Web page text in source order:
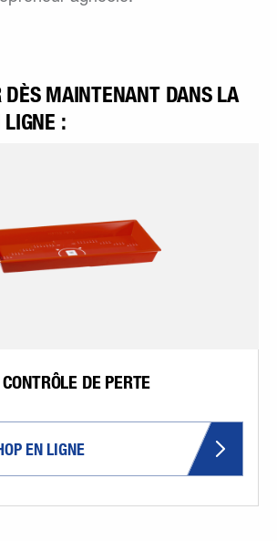
DÈS MAINTENANT DANS LA
LIGNE :
DE PERTE
EN LIGNE